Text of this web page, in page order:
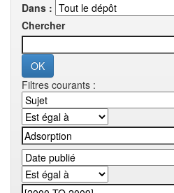
Dans :
Chercher
Filtres courants :